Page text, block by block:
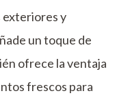
exteriores y
un toque de
ofrece la ventaja
frescos para